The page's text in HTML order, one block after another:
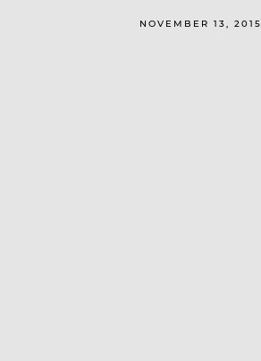
NOVEMBER 13, 2015